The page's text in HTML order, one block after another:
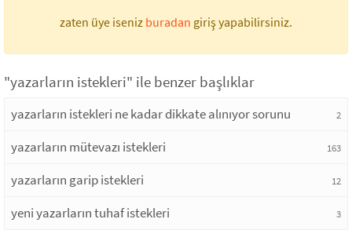
zaten üye iseniz buradan giriş yapabilirsiniz.
"yazarların istekleri" ile benzer başlıklar
yazarların istekleri ne kadar dikkate alınıyor sorunu 2
yazarların mütevazı istekleri 163
yazarların garip istekleri 12
yeni yazarların tuhaf istekleri 3